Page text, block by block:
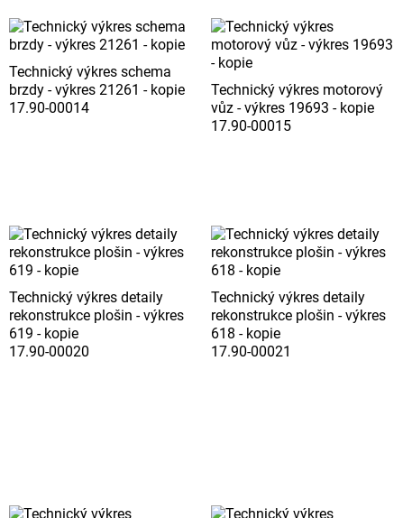
Technický výkres schema
brzdy - výkres 21261 - kopie
17.90-00014
Technický výkres motorový
vůz - výkres 19693 - kopie
17.90-00015
Technický výkres detaily
rekonstrukce plošin - výkres
619 - kopie
17.90-00020
Technický výkres detaily
rekonstrukce plošin - výkres
618 - kopie
17.90-00021